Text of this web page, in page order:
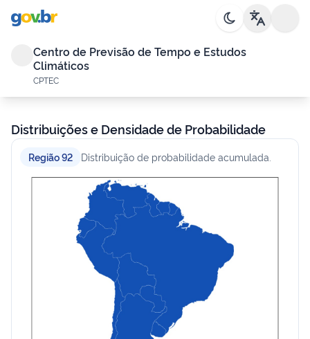
Centro de Previsão de Tempo e Estudos
Climáticos
CPTEC
Distribuições e Densidade de Probabilidade
Região 92 Distribuição de probabilidade acumulada.